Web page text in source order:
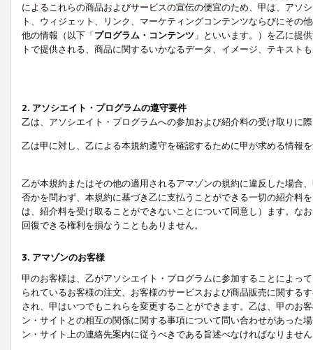
によるこれらの商品およびサービスの宣伝の便宜のため、甲は、アソ
ト、ウィジェット、リンク、マーケティングコンテンツならびにその
他の情報（以下「プログラム・コンテンツ 」といいます。）を乙に提
トで提供される、商品に関するいかなるデータ、イメージ、テキス
2. アソシエイト・プログラムの遵守要件
乙は、アソシエイト・プログラムへの参加および紹介料の受け取りに
乙は甲に対し、乙による本規約遵守を確認するために甲が求める情報
乙が本規約またはその他の適用されるアマゾンの規約に違反した場合
否かを問わず、本規約に基づき乙に支払うことができる一切の紹介料
は、紹介料を受け取ることができないことについて同意し）ます。な
回復できる権利を損なうこともありません。
3. アマゾンのお客様
甲のお客様は、乙がアソシエイト・プログラムに参加することによっ
られているお客様の注文、お客様のサービスおよび商品販売に関する
され、甲はいつでもこれらを変更することができます。乙は、甲のお
ン・サイトとの相互の関係に関する事項について問い合わせがあった
ン・サイト上の連絡先案内に従うべきである旨述べなければなりませ